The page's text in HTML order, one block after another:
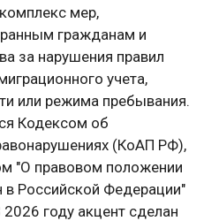
мер,
гражданам и
за нарушения правил
учета,
или режима пребывания.
Кодексом об
(КоАП РФ),
"О правовом положении
в Российской Федерации"
году акцент сделан